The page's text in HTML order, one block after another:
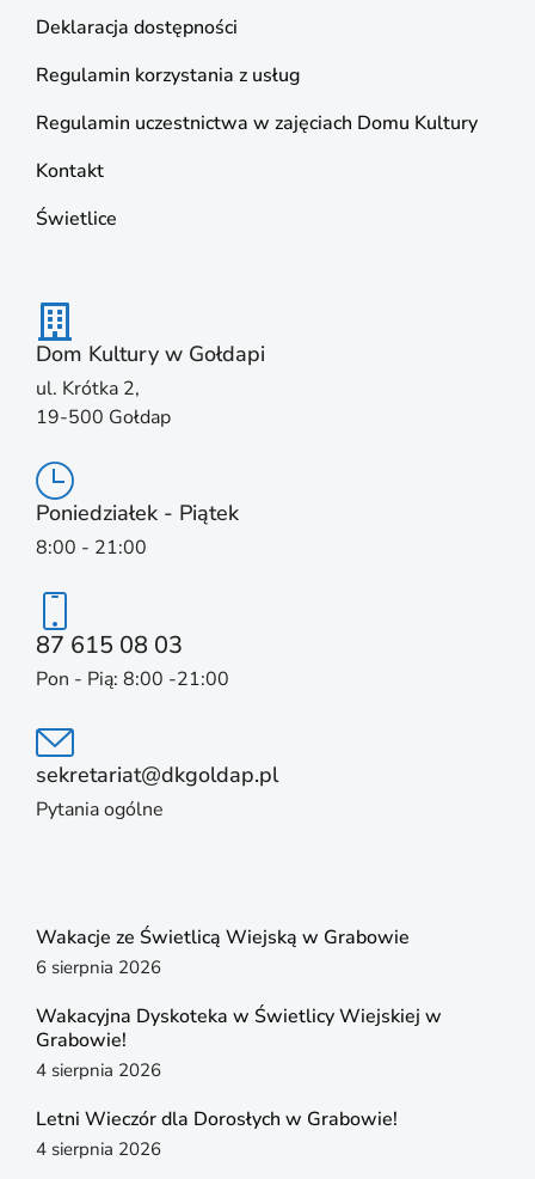
Deklaracja dostępności
Regulamin korzystania z usług
Regulamin uczestnictwa w zajęciach Domu Kultury
Kontakt
Świetlice
Dom Kultury w Gołdapi
ul. Krótka 2,
19-500 Gołdap
Poniedziałek - Piątek
8:00 - 21:00
87 615 08 03
Pon - Pią: 8:00 -21:00
sekretariat@dkgoldap.pl
Pytania ogólne
Wakacje ze Świetlicą Wiejską w Grabowie
6 sierpnia 2026
Wakacyjna Dyskoteka w Świetlicy Wiejskiej w
Grabowie!
4 sierpnia 2026
Letni Wieczór dla Dorosłych w Grabowie!
4 sierpnia 2026